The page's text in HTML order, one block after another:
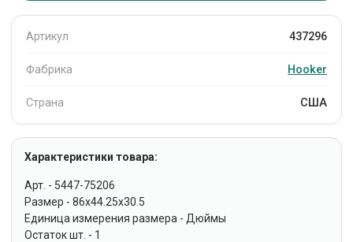
Артикул 437296
Фабрика Hooker
Страна США
Характеристики товара:
Арт. - 5447-75206
Размер - 86x44.25x30.5
Единица измерения размера - Дюймы
Остаток шт. - 1